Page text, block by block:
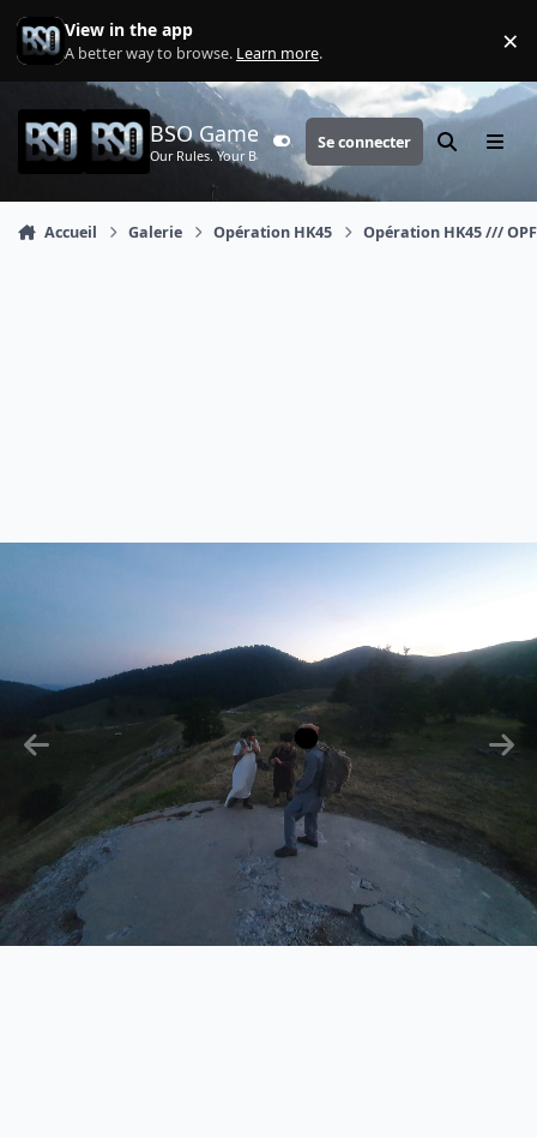
Aller au contenu
View in the app
A better way to browse. Learn more. ×
BSO Games
Our Rules. Your Battle.Customizer
Se connecter Rechercher
Menu
Accueil Galerie Opération HK45 Opération HK45 ///